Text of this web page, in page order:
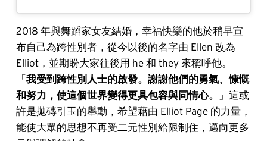
2018 年與舞蹈家女友結婚，幸福快樂的他於稍早宣
布自己為跨性別者，從今以後的名字由 Ellen 改為
Elliot，並期盼大家往後用 he 和 they 來稱呼他。
「 我受到跨性別人士的啟發。謝謝他們的勇氣、慷慨
和努力，使這個世界變得更具包容與同情心。
」這或
許是拋磚引玉的舉動，希望藉由 Elliot Page 的力量，
能使大眾的思想不再受二元性別給限制住，邁向更多